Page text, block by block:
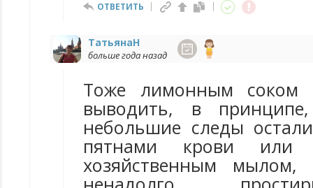
ОТВЕТИТЬ
ТатьянаН
больше года назад
Тоже лимонным соком
выводить, в
небольшие следы
пятнами крови или
хозяйственным мылом,